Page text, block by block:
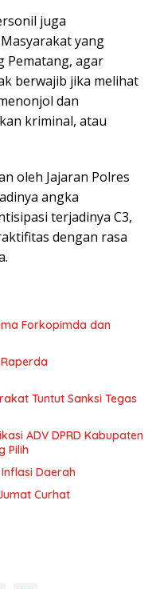
juga
yang
Pematang, agar
berwajib jika melihat
dan
kriminal, atau
oleh Jajaran Polres
angka
terjadinya C3,
dengan rasa
Forkopimda dan
Tuntut Sanksi Tegas
ADV DPRD Kabupaten
Pilih
Daerah
Curhat